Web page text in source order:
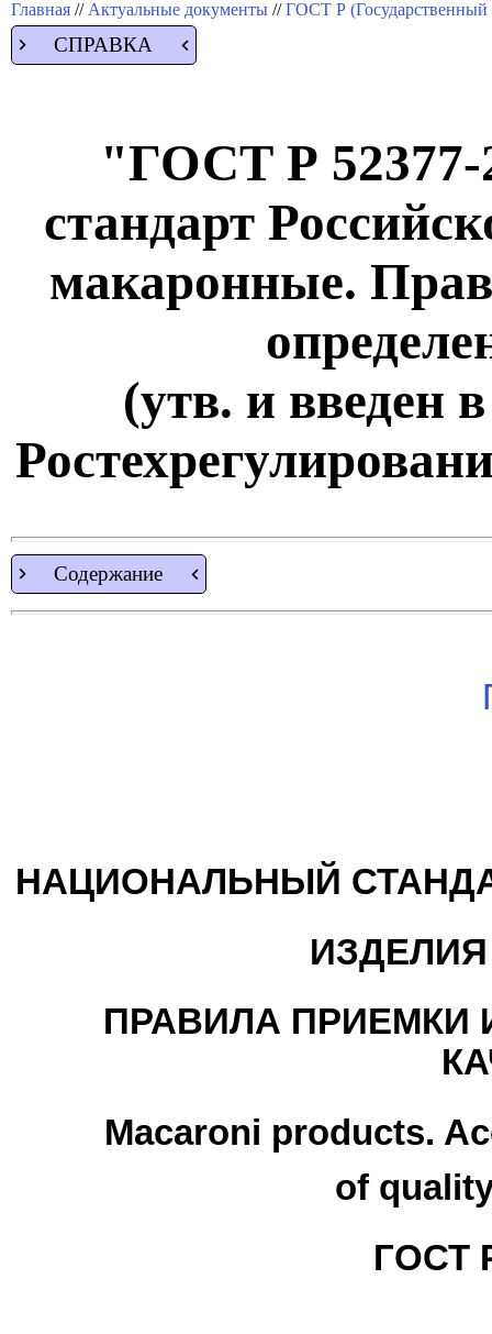
Главная // Актуальные документы //ГОСТ Р (Государственный
СПРАВКА
"ГОСТ Р 52377-
стандарт
макаронные.
(утв. и введен
Содержание
НАЦИОНАЛЬНЫЙ
ПРАВИЛА ПРИЕМКИ
Macaroni products.
of
ГОСТ